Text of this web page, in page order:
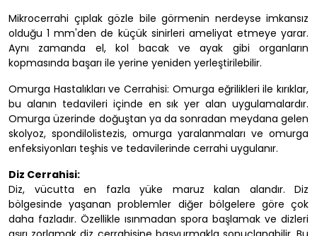
Mikrocerrahi çıplak gözle bile görmenin nerdeyse imkansız
olduğu 1 mm'den de küçük sinirleri ameliyat etmeye yarar.
Aynı zamanda el, kol bacak ve ayak gibi organların
kopmasında başarı ile yerine yeniden yerleştirilebilir.
Omurga Hastalıkları ve Cerrahisi: Omurga eğrilikleri ile kırıklar,
bu alanın tedavileri içinde en sık yer alan uygulamalardır.
Omurga üzerinde doğuştan ya da sonradan meydana gelen
skolyoz, spondilolistezis, omurga yaralanmaları ve omurga
enfeksiyonları teşhis ve tedavilerinde cerrahi uygulanır.
Diz Cerrahisi:
Diz, vücutta en fazla yüke maruz kalan alandır. Diz
bölgesinde yaşanan problemler diğer bölgelere göre çok
daha fazladır. Özellikle ısınmadan spora başlamak ve dizleri